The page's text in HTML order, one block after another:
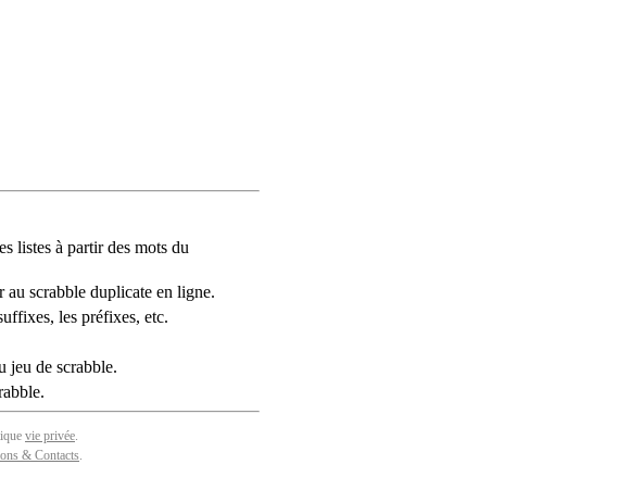
listes à partir des mots du
au scrabble duplicate en ligne.
les préfixes, etc.
jeu de scrabble.
vie privée.
& Contacts.